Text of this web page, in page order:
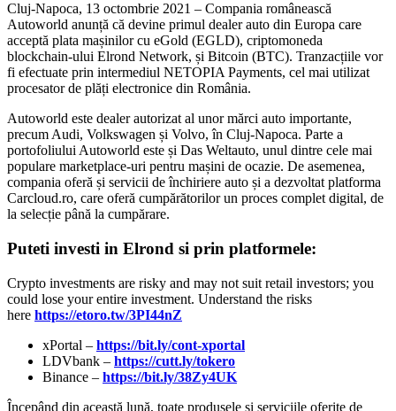
Cluj-Napoca, 13 octombrie 2021 – Compania românească
Autoworld anunță că devine primul dealer auto din Europa care
acceptă plata mașinilor cu eGold (EGLD), criptomoneda
blockchain-ului Elrond Network, și Bitcoin (BTC). Tranzacțiile vor
fi efectuate prin intermediul NETOPIA Payments, cel mai utilizat
procesator de plăți electronice din România.
Autoworld este dealer autorizat al unor mărci auto importante,
precum Audi, Volkswagen și Volvo, în Cluj-Napoca. Parte a
portofoliului Autoworld este și Das Weltauto, unul dintre cele mai
populare marketplace-uri pentru mașini de ocazie. De asemenea,
compania oferă și servicii de închiriere auto și a dezvoltat platforma
Carcloud.ro, care oferă cumpărătorilor un proces complet digital, de
la selecție până la cumpărare.
Puteti investi in Elrond si prin platformele:
Crypto investments are risky and may not suit retail investors; you
could lose your entire investment. Understand the risks
here https://etoro.tw/3PI44nZ
xPortal – https://bit.ly/cont-xportal
LDVbank – https://cutt.ly/tokero
Binance – https://bit.ly/38Zy4UK
Începând din această lună, toate produsele și serviciile oferite de